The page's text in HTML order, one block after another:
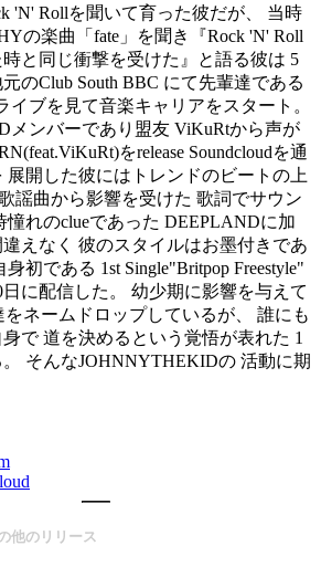
'N' Rollを聞いて育った彼だが、 当時
の楽曲「fate」を聞き『Rock 'N' Roll
と同じ衝撃を受けた』と語る彼は 5
のClub South BBC にて先輩達である
イブを見て音楽キャリアをスタート。
メンバーであり盟友 ViKuRtから声が
をrelease Soundcloudを通
展開した彼にはトレンドのビートの上
謡曲から影響を受けた 歌詞でサウン
憧れのclueであった DEEPLANDに加
えなく 彼のスタイルはお墨付きであ
初である 1st Single"Britpop Freestyle"
日に配信した。 幼少期に影響を与えて
をネームドロップしているが、 誰にも
で 道を決めるという覚悟が表れた 1
そんなJOHNNYTHEKIDの 活動に期
他のリリース